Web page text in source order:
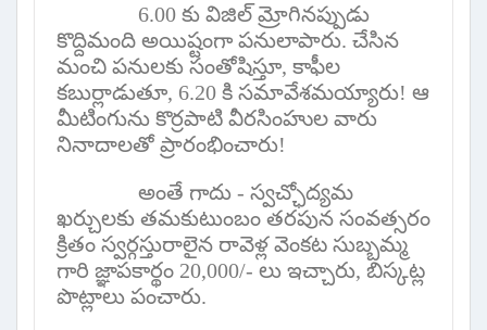
6.00 కు విజిల్ మ్రోగినప్పుడు
కొద్దిమంది అయిష్టంగా పనులాపారు. చేసిన
మంచి పనులకు సంతోషిస్తూ, కాఫీల
కబుర్లాడుతూ, 6.20 కి సమావేశమయ్యారు! ఆ
మీటింగును కొర్రపాటి వీరసింహుల వారు
నినాదాలతో ప్రారంభించారు!
అంతే గాదు - స్వచ్ఛోద్యమ
ఖర్చులకు తమకుటుంబం తరపున సంవత్సరం
క్రితం స్వర్గస్తురాలైన రావెళ్ల వెంకట సుబ్బమ్మ
గారి జ్ఞాపకార్థం 20,000/- లు ఇచ్చారు, బిస్కట్ల
పొట్లాలు పంచారు.